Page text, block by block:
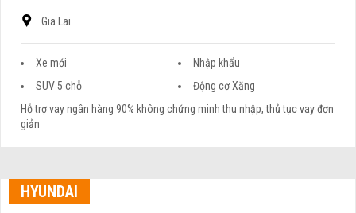
Gia Lai
Xe mới
Nhập khẩu
SUV 5 chỗ
Động cơ Xăng
Hỗ trợ vay ngân hàng 90% không chứng minh thu nhập, thủ tục vay đơn
giản
HYUNDAI